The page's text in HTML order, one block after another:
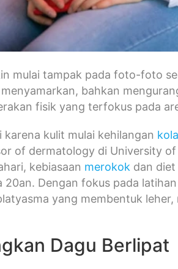
mulai tampak pada foto-foto
bahkan
fisik yang terfokus pada
kulit mulai kehilangan
of dermatology di University
kebiasaan merokok dan
20an. Dengan fokus pada
yang membentuk
Dagu Berlipat